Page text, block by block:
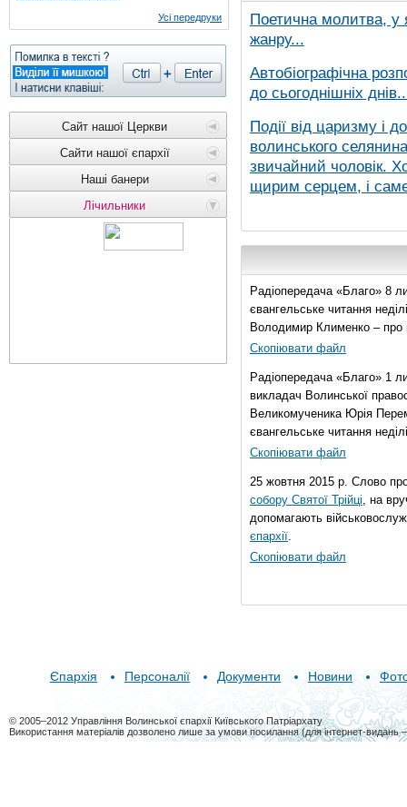
Усі передруки
Сайт нашої Церкви
Сайти нашої єпархії
Наші банери
Лічильники
Поетична молитва, у
жанру...
Автобіографічна
до сьогоднішніх
Події від царизму і
волинського
звичайний чоловік.
щирим серцем, і
Радіопередача «Благо» 8
євангельське читання
Володимир Клименко – про
Скопіювати файл
Радіопередача «Благо» 1
викладач Волинської
Великомученика Юрія
євангельське читання
Скопіювати файл
25 жовтня 2015 р. Слово
собору Святої Трійці, на
допомагають
єпархії.
Скопіювати файл
Єпархія Персоналії Документи Новини
© 2005–2012 Управління Волинської єпархії Київського Патріархату
Використання матеріалів дозволено лише за умови посилання (для інтернет-видань